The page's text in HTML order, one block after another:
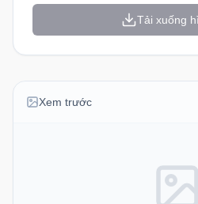
Tải xuống
Xem trước